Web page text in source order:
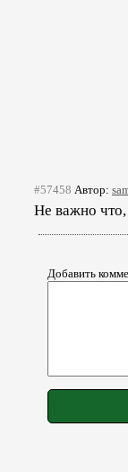
#57458 Автор:
Не важно что,
Добавить